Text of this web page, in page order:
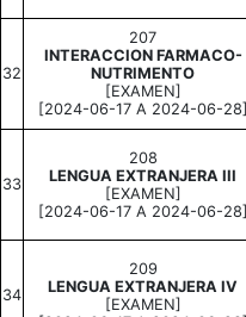
32
207
INTERACCION FARMACO-
NUTRIMENTO
[EXAMEN]
[2024-06-17 A 2024-06-28]
33
208
LENGUA EXTRANJERA III
[EXAMEN]
[2024-06-17 A 2024-06-28]
34
209
LENGUA EXTRANJERA IV
[EXAMEN]